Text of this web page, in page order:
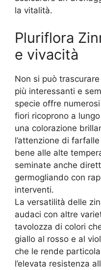
la vitalità.
Pluriflora
e vivacità
Non si può trascurare
più interessanti e
specie offre
fiori ricoprono a
una colorazione
l’attenzione di
bene alle alte
seminate anche
germogliando con
interventi.
La versatilità delle
audaci con altre
tavolozza di colori
giallo al rosso e al
che le rende
l’elevata resistenza